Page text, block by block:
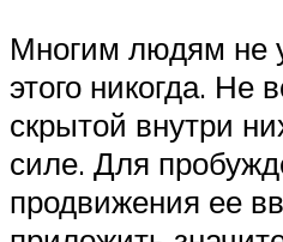
Многим людям не
этого никогда. Не
скрытой внутри
силе. Для
продвижения ее